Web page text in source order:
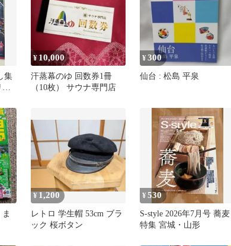
集
¥10,000
汗蒸幕のゆ 回数券1冊
（10枚） サウナ専門店
¥300
仙台 : 松島 平泉
¥ 1,200
レトロ 学生帽 53cm ブラ
ック 桜ボタン
¥530
S-style 2026年7月号 蕎麦
特集 宮城・山形